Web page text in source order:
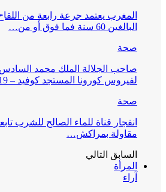
المغرب يعتمد جرعة رابعة من
البالغين 60 سنة فما فوق أو من…
صحة
صاحب الجلالة الملك محمد
لفيروس كورونا المستجد كوفيد – 19 ، بدون…
صحة
انفجار قناة للماء الصالح للشرب
مقاولة بمراكش…
السابق التالي
المرأة
آراء